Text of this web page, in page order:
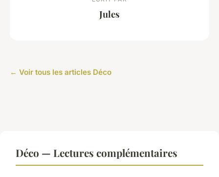
Jules
← Voir tous les articles Déco
Déco — Lectures complémentaires